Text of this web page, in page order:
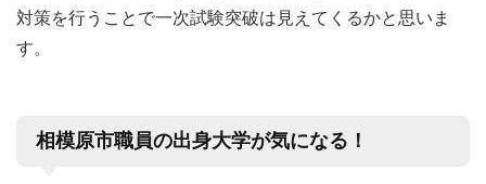
対策を行うことで一次試験突破は見えてくるかと思いま
す。
相模原市職員の出身大学が気になる！